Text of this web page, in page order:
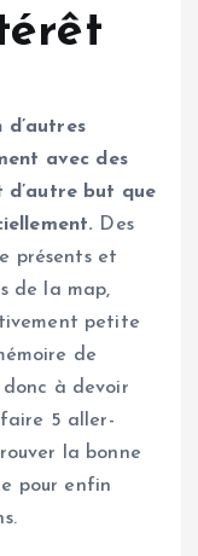
d’autres
avec des
d’autre but que
Des
présents et
de la map,
petite
de
à devoir
5 aller-
la bonne
pour enfin